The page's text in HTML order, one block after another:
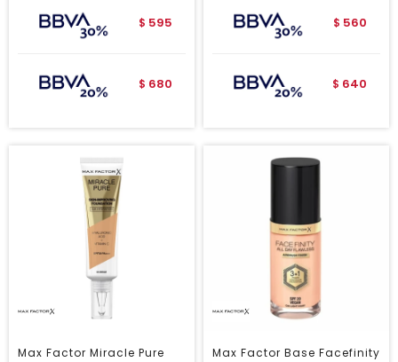
$ 595
$ 680
$ 560
$ 640
Max Factor Miracle Pure
Max Factor Base Facefinity